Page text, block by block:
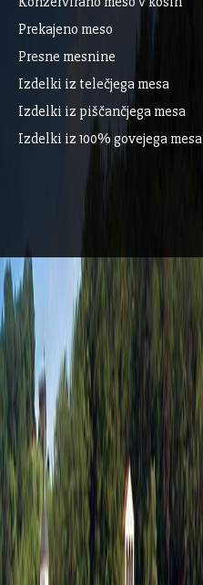
Prekajeno meso
Presne mesnine
Izdelki iz telečjega mesa
Izdelki iz piščančjega mesa
Izdelki iz 100% govejega mesa